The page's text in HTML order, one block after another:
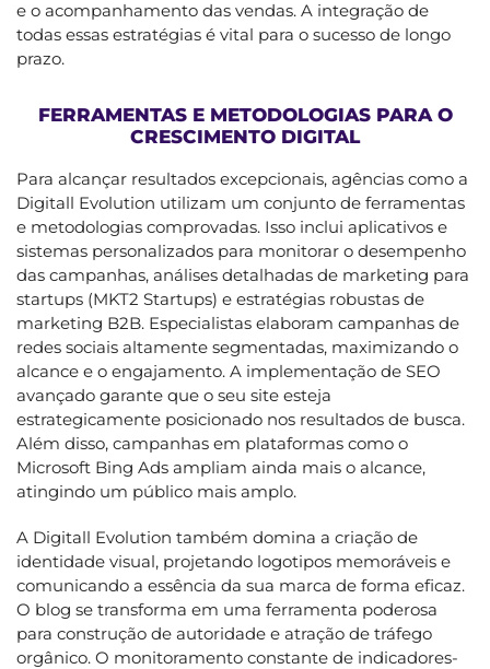
e o acompanhamento das vendas. A integração de
todas essas estratégias é vital para o sucesso de longo
prazo.
FERRAMENTAS E METODOLOGIAS PARA O
CRESCIMENTO DIGITAL
Para alcançar resultados excepcionais, agências como a
Digitall Evolution utilizam um conjunto de ferramentas
e metodologias comprovadas. Isso inclui aplicativos e
sistemas personalizados para monitorar o desempenho
das campanhas, análises detalhadas de marketing para
startups (MKT2 Startups) e estratégias robustas de
marketing B2B. Especialistas elaboram campanhas de
redes sociais altamente segmentadas, maximizando o
alcance e o engajamento. A implementação de SEO
avançado garante que o seu site esteja
estrategicamente posicionado nos resultados de busca.
Além disso, campanhas em plataformas como o
Microsoft Bing Ads ampliam ainda mais o alcance,
atingindo um público mais amplo.
A Digitall Evolution também domina a criação de
identidade visual, projetando logotipos memoráveis e
comunicando a essência da sua marca de forma eficaz.
O blog se transforma em uma ferramenta poderosa
para construção de autoridade e atração de tráfego
orgânico. O monitoramento constante de indicadores-